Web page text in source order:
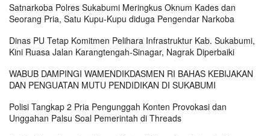
Satnarkoba Polres Sukabumi Meringkus Oknum Kades dan
Seorang Pria, Satu Kupu-Kupu diduga Pengendar Narkoba
Dinas PU Tetap Komitmen Pelihara Infrastruktur Kab. Sukabumi,
Kini Ruasa Jalan Karangtengah-Sinagar, Nagrak Diperbaiki
WABUB DAMPINGI WAMENDIKDASMEN RI BAHAS KEBIJAKAN
DAN PENGUATAN MUTU PENDIDIKAN DI SUKABUMI
Polisi Tangkap 2 Pria Pengunggah Konten Provokasi dan
Unggahan Palsu Soal Pemerintah di Threads